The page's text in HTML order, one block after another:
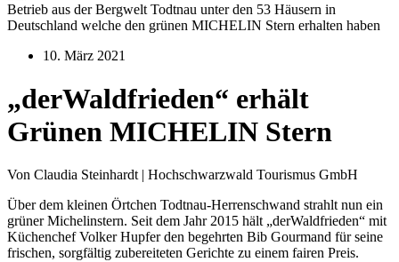
Betrieb aus der Bergwelt Todtnau unter den 53 Häusern in
Deutschland welche den grünen MICHELIN Stern erhalten haben
10. März 2021
„derWaldfrieden“ erhält
Grünen MICHELIN Stern
Von Claudia Steinhardt | Hochschwarzwald Tourismus GmbH
Über dem kleinen Örtchen Todtnau-Herrenschwand strahlt nun ein
grüner Michelinstern. Seit dem Jahr 2015 hält „derWaldfrieden“ mit
Küchenchef Volker Hupfer den begehrten Bib Gourmand für seine
frischen, sorgfältig zubereiteten Gerichte zu einem fairen Preis.